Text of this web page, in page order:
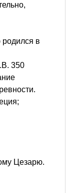
в
350
Цезарю.